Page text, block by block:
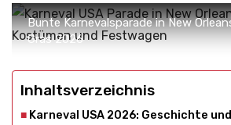
Bunte Karnevalsparade in New
Gras 2026
Inhaltsverzeichnis
Karneval USA 2026: Geschichte